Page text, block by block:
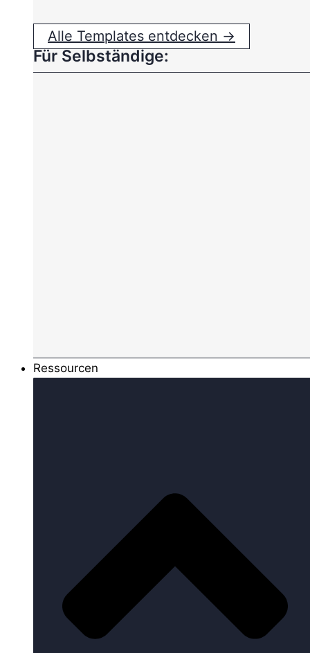
Alle Templates entdecken →
Für Selbständige:
Ressourcen